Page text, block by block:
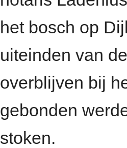
het bosch op
uiteinden van
overblijven bij
gebonden
stoken.